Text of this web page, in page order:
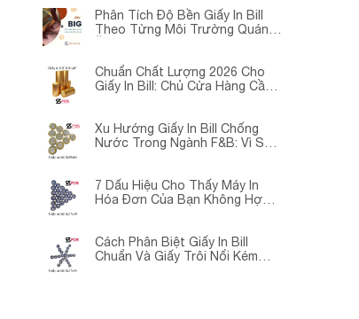
Phân Tích Độ Bền Giấy In Bill
Theo Từng Môi Trường Quán
Chuẩn Chất Lượng 2026 Cho
Giấy In Bill: Chủ Cửa Hàng Cần
Xu Hướng Giấy In Bill Chống
Nước Trong Ngành F&B: Vì Sao
7 Dấu Hiệu Cho Thấy Máy In
Hóa Đơn Của Bạn Không Hợp
Cách Phân Biệt Giấy In Bill
Chuẩn Và Giấy Trôi Nổi Kém